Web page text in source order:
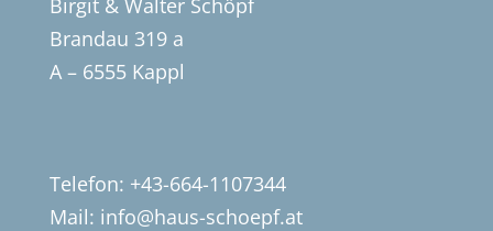
Birgit & Walter Schöpf
Brandau 319 a
A – 6555 Kappl
Telefon: +43-664-1107344
Mail: info@haus-schoepf.at